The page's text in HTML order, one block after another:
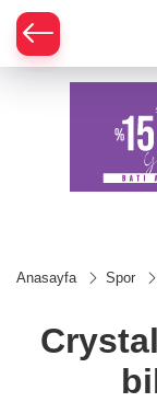
Anasayfa Spor